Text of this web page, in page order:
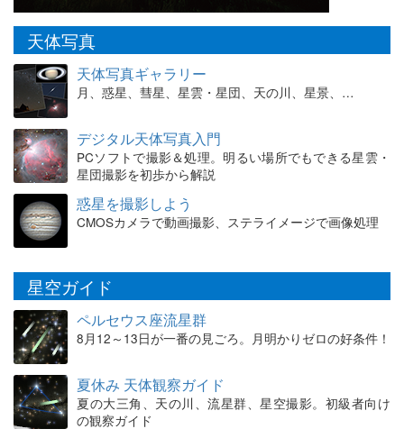
天体写真
天体写真ギャラリー
月、惑星、彗星、星雲・星団、天の川、星景、…
デジタル天体写真入門
PCソフトで撮影＆処理。明るい場所でもできる星雲・
星団撮影を初歩から解説
惑星を撮影しよう
CMOSカメラで動画撮影、ステライメージで画像処理
星空ガイド
ペルセウス座流星群
8月12～13日が一番の見ごろ。月明かりゼロの好条件！
夏休み 天体観察ガイド
夏の大三角、天の川、流星群、星空撮影。初級者向け
の観察ガイド